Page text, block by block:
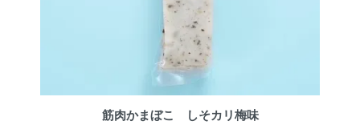
筋肉かまぼこ しそカリ梅味